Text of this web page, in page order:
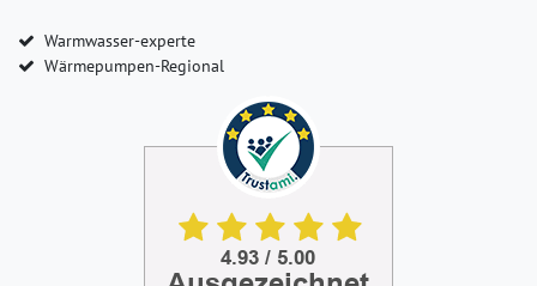
Warmwasser-experte
Wärmepumpen-Regional